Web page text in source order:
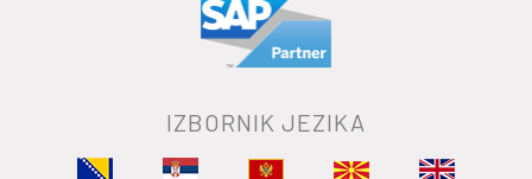
IZBORNIK JEZIKA